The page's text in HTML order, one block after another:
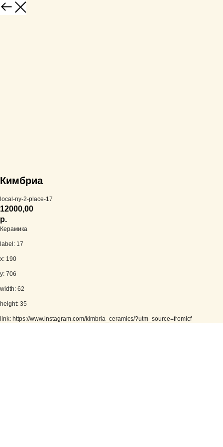
Кимбриа
local-ny-2-place-17
12000,00
р.
Керамика
label: 17
x: 190
y: 706
width: 62
height: 35
link: https://www.instagram.com/kimbria_ceramics/?utm_source=fromlcf